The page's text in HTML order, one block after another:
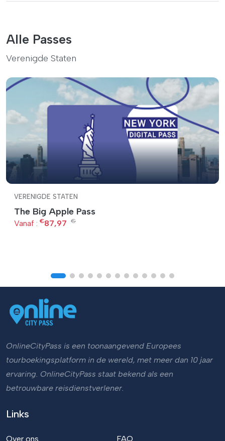
Alle Passes
Verenigde Staten
VERENIGDE STATEN
The Big Apple Pass
Vanaf : €87,97 €
OnlineCityPass is een toonaangevend Europees
tourboekingsplatform in de wereld, met meer dan 10 jaar
ervaring. OnlineCityPass staat bekend als een
betrouwbare reisdienstverlener.
Links
Over ons FAQ